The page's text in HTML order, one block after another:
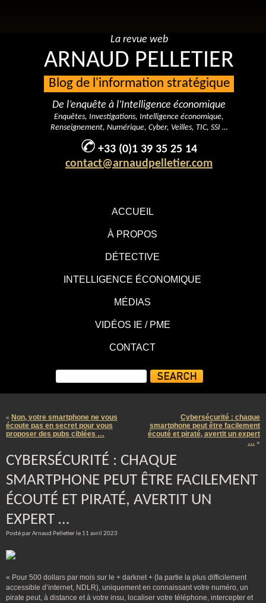
ACCUEIL
À PROPOS
DÉTECTIVE
INTELLIGENCE ÉCONOMIQUE
MÉDIAS
VIDÉOS IE / PME
CONTACT
La revue web
ARNAUD PELLETIER
Blog de l'information stratégique
De l’enquête à l’Intelligence économique
Enquêtes, Investigations, Intelligence économique,
Renseignement, Numérique, Cyber, Veilles, TIC, SSI …
+33 (0)1 39 35 25 14
contact@arnaudpelletier.com
« Non, votre smartphone ne vous
écoute pas en secret pour vous
proposer des pubs ciblées …
Cybersécurité : chaque
smartphone peut être facilement
écouté et piraté, avertit un expert
… »
CYBERSÉCURITÉ : CHAQUE
SMARTPHONE PEUT ÊTRE FACILEMENT
ÉCOUTÉ ET PIRATÉ, AVERTIT UN
EXPERT …
Posté par Arnaud Pelletier le 11 avril 2023
« Pour 500 dollars par mois sur le + darknet + (la partie la plus difficilement
accessible d’internet, NDLR), uniquement en connaissant votre numéro, un
pirate peut, à distance et à votre insu, localiser votre téléphone, intercepter et